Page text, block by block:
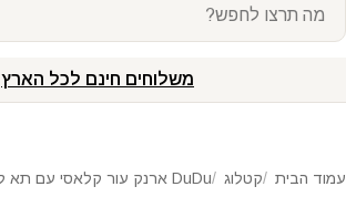
משלוחים חינם לכל הארץ
עמוד הבית קטלוג DuDu ארנק עור קלאסי עם תא למטבעות - שחור